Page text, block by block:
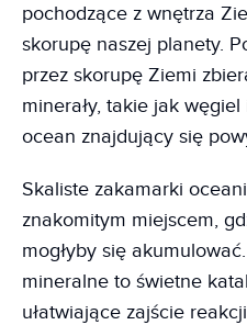
pochodzące z wnętrza
skorupę naszej planety.
przez skorupę Ziemi
minerały, takie jak
ocean znajdujący się
Skaliste zakamarki
znakomitym miejscem,
mogłyby się
mineralne to świetne
ułatwiające zajście